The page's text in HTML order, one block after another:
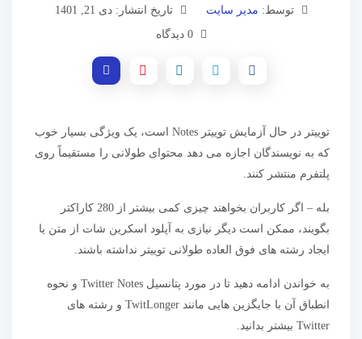
توسط: مدیر سایت
تاریخ انتشار: دی 21, 1401
0 دیدگاه
توییتر در حال آزمایش توییتر Notes است، یک ویژگی بسیار خوب
که به نویسندگان اجازه می دهد محتوای طولانی را مستقیماً روی
پلتفرم منتشر کنند.
بله – اگر کاربران بخواهند چیزی کمی بیشتر از 280 کاراکتر
بگویند، ممکن است دیگر نیازی به آپلود اسکرین شات از متن یا
ایجاد رشته های فوق العاده طولانی توییتر نداشته باشند.
به خواندن ادامه دهید تا در مورد پتانسیل Twitter Notes و نحوه
انطباق آن با جایگزین هایی مانند TwitLonger و رشته های
Twitter بیشتر بدانید.